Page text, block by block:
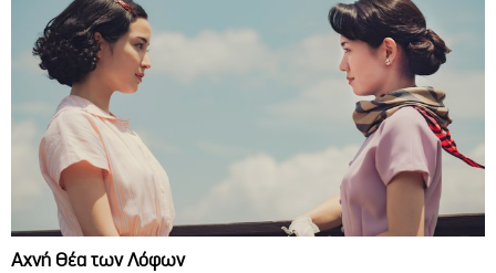
Αχνή Θέα των Λόφων